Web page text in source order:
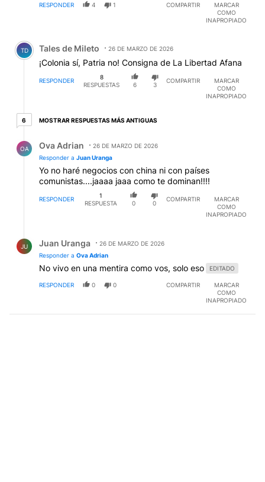
RESPONDER 4 1 COMPARTIR
MARCAR
COMO
INAPROPIADO
Comentario de Tales de Mileto.
TD Tales de Mileto 26 DE MARZO DE 2026
¡Colonia sí, Patria no! Consigna de La Libertad Afana
RESPONDER
8
RESPUESTAS
6 3
COMPARTIR
MARCAR
COMO
INAPROPIADO
66 respuestas más antiguas
MOSTRAR RESPUESTAS MÁS ANTIGUAS
OA Ova Adrian
26 DE MARZO DE 2026
Responder a Juan Uranga
Yo no haré negocios con china ni con países
comunistas....jaaaa jaaa como te dominan!!!!
RESPONDER
1
RESPUESTA
0 0
COMPARTIR
MARCAR
COMO
INAPROPIADO
JU Juan Uranga
26 DE MARZO DE 2026
Responder a Ova Adrian
No vivo en una mentira como vos, solo eso EDITADO
RESPONDER 0 0 COMPARTIR
MARCAR
COMO
INAPROPIADO